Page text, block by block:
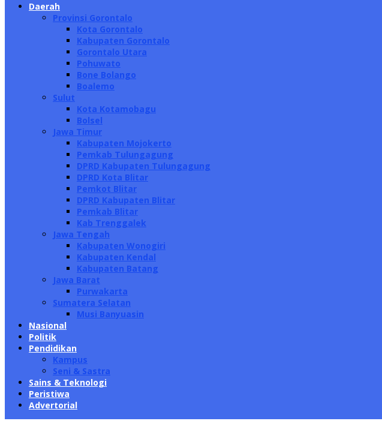
Daerah
Provinsi Gorontalo
Kota Gorontalo
Kabupaten Gorontalo
Gorontalo Utara
Pohuwato
Bone Bolango
Boalemo
Sulut
Kota Kotamobagu
Bolsel
Jawa Timur
Kabupaten Mojokerto
Pemkab Tulungagung
DPRD Kabupaten Tulungagung
DPRD Kota Blitar
Pemkot Blitar
DPRD Kabupaten Blitar
Pemkab Blitar
Kab Trenggalek
Jawa Tengah
Kabupaten Wonogiri
Kabupaten Kendal
Kabupaten Batang
Jawa Barat
Purwakarta
Sumatera Selatan
Musi Banyuasin
Nasional
Politik
Pendidikan
Kampus
Seni & Sastra
Sains & Teknologi
Peristiwa
Advertorial